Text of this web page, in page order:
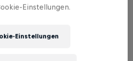
(und vielleicht sogar
der UEFA-Frauen-
Einstellungen.
Einstellungen